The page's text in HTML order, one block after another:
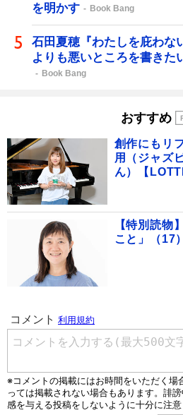
を明かす
Book Bang
石田夏穂『わたしを庇わな
よりも悪いところを書きた
Book Bang
おすすめ
創作にもリ
用（ジャズ
ん）【
【特別読物
こと」（17